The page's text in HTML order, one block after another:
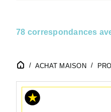
78 correspondances
ACHAT MAISON